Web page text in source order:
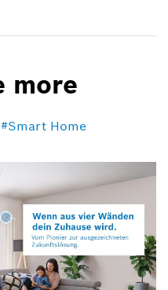
more
Smart Home